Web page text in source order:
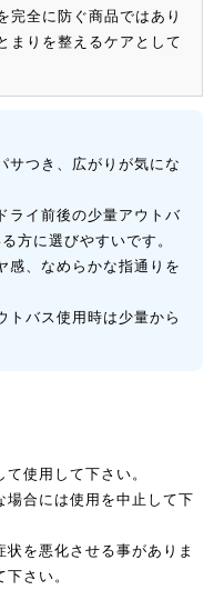
完全に防ぐ商品ではあり
まりを整えるケアとして
サつき、広がりが気にな
ライ前後の少量アウトバ
方に選びやすいです。
感、なめらかな指通りを
トバス使用時は少量から
使用して下さい。
場合には使用を中止して下
を悪化させる事がありま
さい。